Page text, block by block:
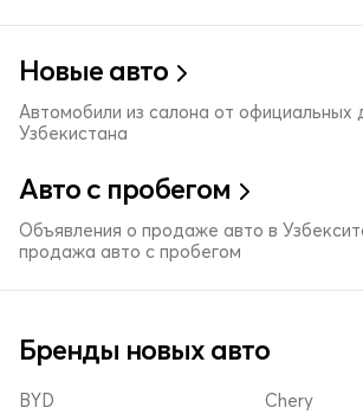
Новые авто
Автомобили из салона от официальных
Узбекистана
Авто с пробегом
Объявления о продаже авто в
продажа авто с пробегом
Бренды новых авто
BYD Chery